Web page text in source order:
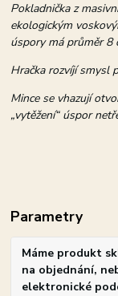
Pokladnička z
ekologickým
úspory má průměr 8
Hračka rozvíjí smysl
Mince se vhazují
„vytěžení“ úspor
Parametry
Máme produkt
na objednání,
elektronické